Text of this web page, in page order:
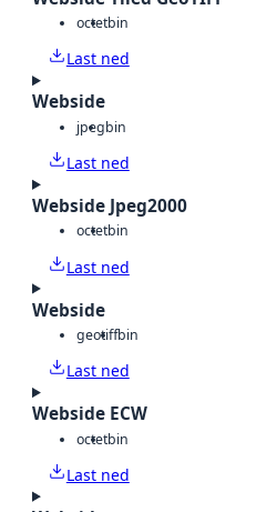
octetbin
Last ned
Webside
jpegbin
Last ned
Webside Jpeg2000
octetbin
Last ned
Webside
geotiffbin
Last ned
Webside ECW
octetbin
Last ned